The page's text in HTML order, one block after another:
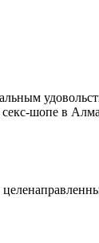
шопе в